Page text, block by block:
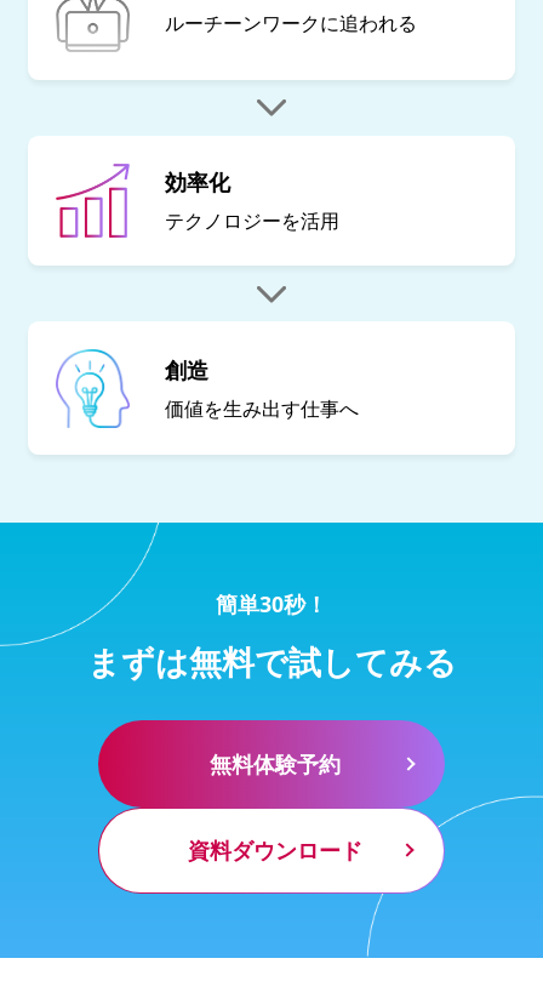
ルーチーンワークに追われる
効率化
テクノロジーを活用
創造
価値を生み出す仕事へ
簡単30秒！
まずは無料で試してみる
無料体験予約
資料ダウンロード